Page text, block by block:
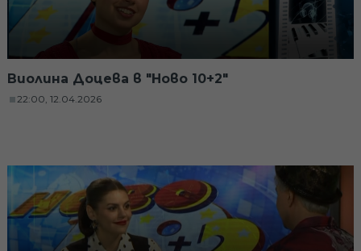
Виолина Доцева в "Ново 10+2"
22:00, 12.04.2026